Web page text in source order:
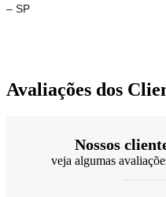
– SP
Avaliações dos
Nossos
veja algumas